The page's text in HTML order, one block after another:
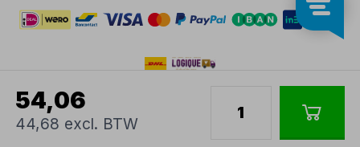
54,06
44,68 excl. BTW